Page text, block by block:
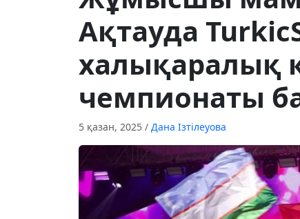
Ақтауда
халықаралық
чемпионаты
5 қазан, 2025 / Дана Ізтілеуова